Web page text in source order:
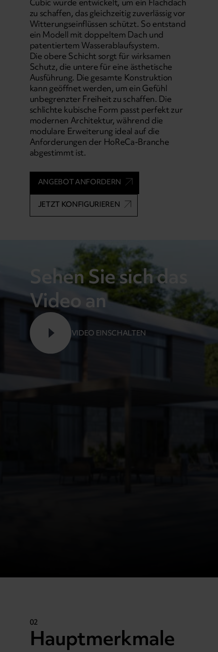
zu schaffen, das gleichzeitig zuverlässig vor
Witterungseinflüssen schützt. So entstand
ein Modell mit doppeltem Dach und
patentiertem Wasserablaufsystem.
Die obere Schicht sorgt für wirksamen
Schutz, die untere für eine ästhetische
Ausführung. Die gesamte Konstruktion
kann geöffnet werden, um ein Gefühl
unbegrenzter Freiheit zu schaffen. Die
schlichte kubische Form passt perfekt zur
modernen Architektur, während die
modulare Erweiterung ideal auf die
Anforderungen der HoReCa-Branche
abgestimmt ist.
ANGEBOT ANFORDERN
JETZT KONFIGURIEREN
Sehen Sie sich das
Video an
VIDEO EINSCHALTEN
02
Hauptmerkmale